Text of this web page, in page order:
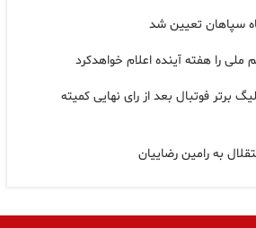
سپاهان تعیین شد
ملی را هفته آینده اعلام خواهدکرد
برتر فوتبال بعد از رای نهایی کمیته
به رامین رضاییان